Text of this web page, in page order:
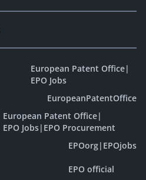
European Patent Office|
EPO Jobs
EuropeanPatentOffice
European Patent Office|
EPO Jobs| EPO Procurement
EPOorg| EPOjobs
EPO official